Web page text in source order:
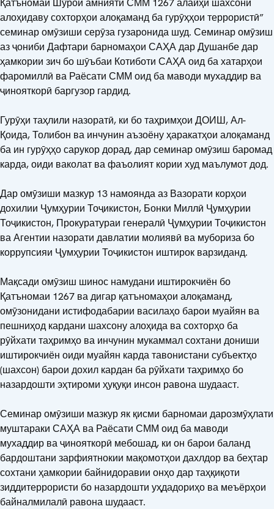
алоҳидаву сохторҳои алоқаманд ба гурӯҳҳои террористӣ”
семинар омӯзиши серӯза гузаронида шуд. Семинар омӯзиш
аз ҷониби Дафтари барномаҳои САҲА дар Душанбе дар
ҳамкории зич бо шӯъбаи Котиботи САҲА оид ба хатарҳои
фаромиллӣ ва Раёсати СММ оид ба маводи мухаддир ва
ҷинояткорӣ баргузор гардид.
Гурӯҳи таҳлили назоратӣ, ки бо таҳримҳои ДОИШ, Ал-
Қоида, Толибон ва инчунин аъзоёну ҳаракатҳои алоқаманд
ба ин гурӯҳҳо сарукор дорад, дар семинар омӯзиш баромад
карда, оиди ваколат ва фаъолият кории худ маълумот дод.
Дар омӯзиши мазкур 13 намоянда аз Вазорати корҳои
дохилии Ҷумҳурии Тоҷикистон, Бонки Миллӣ Ҷумҳурии
Тоҷикистон, Прокуратураи генералӣ Ҷумҳурии Тоҷикистон
ва Агентии назорати давлатии молиявӣ ва мубориза бо
коррупсияи Ҷумҳурии Тоҷикистон иштирок варзиданд.
Мақсади омӯзиш шинос намудани иштирокчиён бо
Қатъномаи 1267 ва дигар қатъномаҳои алоқаманд,
омӯзонидани истифодабарии василаҳо барои муайян ва
пешниҳод кардани шахсону алоҳида ва сохторҳо ба
рӯйхати таҳримҳо ва инчунин мукаммал сохтани дониши
иштирокчиён оиди муайян карда тавонистани субъектҳо
(шахсон) барои дохил кардан ба рӯйхати таҳримҳо бо
назардошти эҳтироми ҳуқуқи инсон равона шудааст.
Семинар омӯзиши мазкур як қисми барномаи дарозмӯҳлати
муштараки САҲА ва Раёсати СММ оид ба маводи
мухаддир ва ҷинояткорӣ мебошад, ки он барои баланд
бардоштани зарфиятнокии мақомотҳои дахлдор ва беҳтар
сохтани ҳамкории байнидоравии онҳо дар таҳқиқоти
зиддитеррористи бо назардошти уҳдадориҳо ва меъёрҳои
байналмилалӣ равона шудааст.